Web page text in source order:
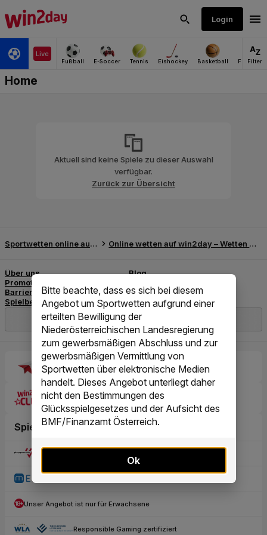
Bitte beachte, dass es sich bei diesem
Angebot um Sportwetten aufgrund einer
erteilten Bewilligung der
Niederösterreichischen Landesregierung
zum gewerbsmäßigen Abschluss und zur
gewerbsmäßigen Vermittlung von
Sportwetten über elektronische Medien
handelt. Dieses Angebot unterliegt daher
nicht den Bestimmungen des
Glücksspielgesetzes und der Aufsicht des
BMF/Finanzamt Österreich.
Ok
Aktuell sind keine Spiele zu dieser Auswahl
verfügbar.
Zurück zur Übersicht